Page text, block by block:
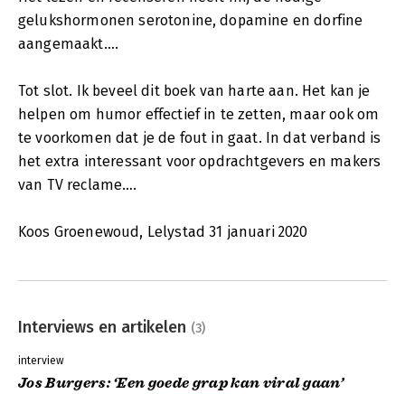
gelukshormonen serotonine, dopamine en dorfine
aangemaakt….
Tot slot. Ik beveel dit boek van harte aan. Het kan je
helpen om humor effectief in te zetten, maar ook om
te voorkomen dat je de fout in gaat. In dat verband is
het extra interessant voor opdrachtgevers en makers
van TV reclame….
Koos Groenewoud, Lelystad 31 januari 2020
Interviews en artikelen (3)
interview
Jos Burgers: ‘Een goede grap kan viral gaan’